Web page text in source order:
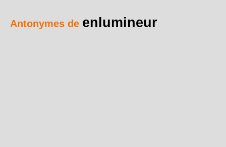
Antonymes de enlumineur